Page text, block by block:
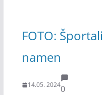
FOTO:
namen
14.05. 20240